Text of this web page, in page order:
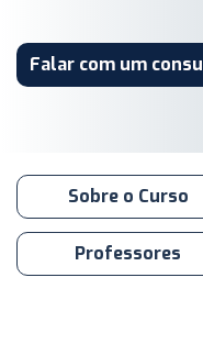
Falar com um
Sobre o Curso
Professores